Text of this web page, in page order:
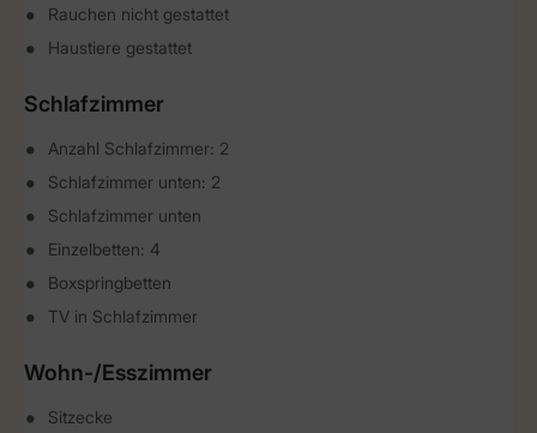
Rauchen nicht gestattet
Haustiere gestattet
Schlafzimmer
Anzahl Schlafzimmer: 2
Schlafzimmer unten: 2
Schlafzimmer unten
Einzelbetten: 4
Boxspringbetten
TV in Schlafzimmer
Wohn-/Esszimmer
Sitzecke